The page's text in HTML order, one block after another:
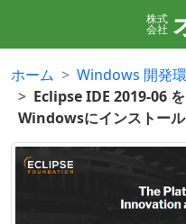
株式
会社
ホーム Windows 開発
Eclipse IDE 2019-06
Windowsにインストール